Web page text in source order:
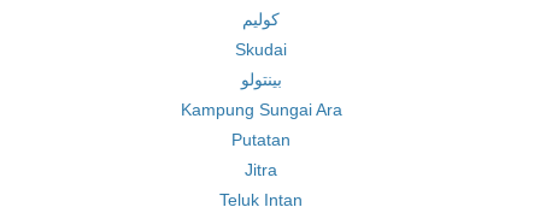
کولیم
Skudai
بینتولو
Kampung Sungai Ara
Putatan
Jitra
Teluk Intan